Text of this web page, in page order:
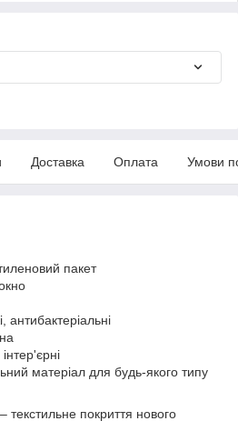
Доставка Оплата Умови
пакет
антибактеріальні
матеріал для будь-якого типу
текстильне покриття нового